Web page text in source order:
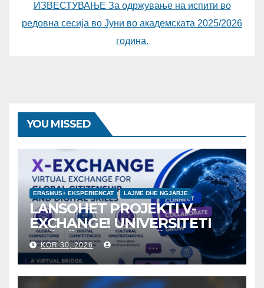
ИЗВЕСТУВАЊЕ За одржување на испити во
редовна сесија во Јуни во академската 2025/2026
година.
YOU MISSED
ERASMUS+ EKSPERIENCAT LAJME DHE NGJARJE
LANSOHET PROJEKTI V-
EXCHANGE! UNIVERSITETI
“NËNË TEREZA” NË SHKUP
UDHËHEQ NISMËN
NDËRKOMBËTARE PËR
EDUKIMIN DIGJITAL DHE
KOR 30, 2026